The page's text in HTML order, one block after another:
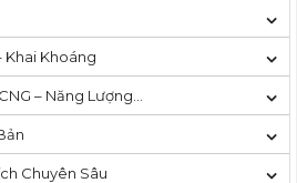
Khai Khoáng
– Năng Lượng…
Chuyên Sâu